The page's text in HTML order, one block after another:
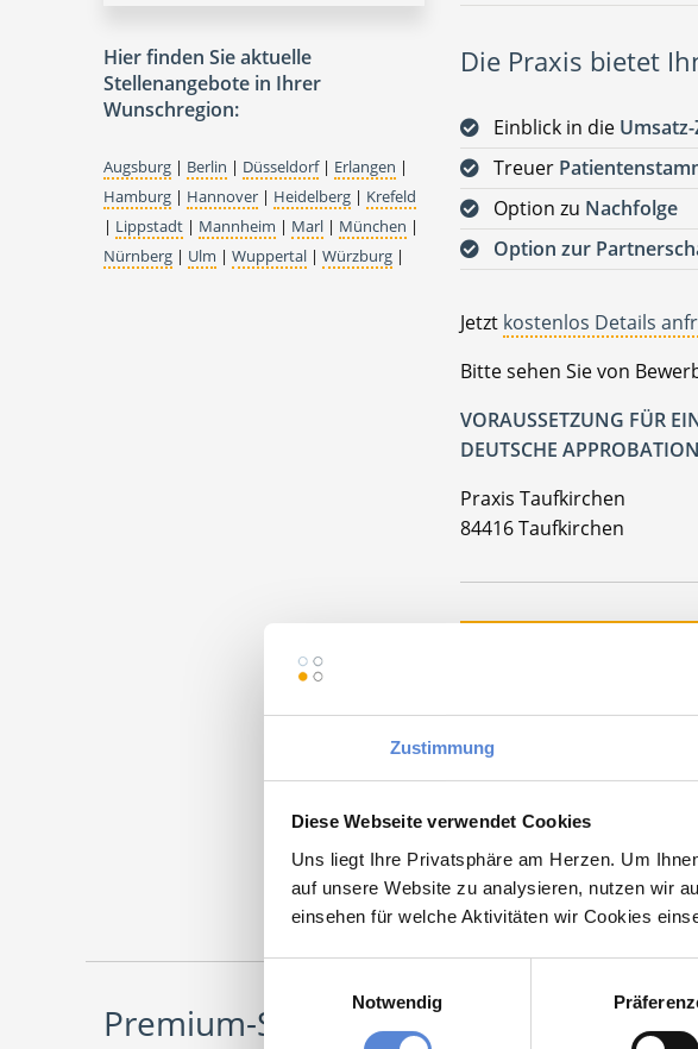
Zustimmung
Diese Webseite verwendet Cookies
Uns liegt Ihre Privatsphäre am Herzen. Um
auf unsere Website zu analysieren, nutzen wir
einsehen für welche Aktivitäten wir Cookies
Notwendig
Die Praxis bietet
Einblick in die
Treuer
Option zu Nachfolge
Option zur
Jetzt kostenlos Details
Bitte sehen Sie von
VORAUSSETZUNG FÜR
DEUTSCHE APPROBATION
Praxis Taufkirchen
84416 Taufkirchen
Momentan interessieren sich6
Facharzt Allgemeinmedizin
Maschinenlesbare Version:
Hier finden Sie aktuelle
Stellenangebote in Ihrer
Wunschregion:
Augsburg | Berlin | Düsseldorf| Erlangen |
Hamburg | Hannover | Heidelberg | Krefeld
| Lippstadt | Mannheim | Marl | München |
Nürnberg | Ulm | Wuppertal | Würzburg |
Premium-Stellenangebote in der